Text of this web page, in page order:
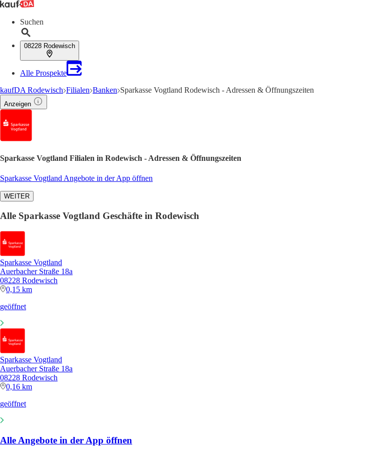
Suchen
08228 Rodewisch
Alle Prospekte
kaufDA Rodewisch Filialen Banken Sparkasse Vogtland Rodewisch - Adressen & Öffnungszeiten
Anzeigen
Sparkasse Vogtland Filialen in Rodewisch - Adressen & Öffnungszeiten
Sparkasse Vogtland Angebote in der App öffnen
WEITER
Alle Sparkasse Vogtland Geschäfte in Rodewisch
Sparkasse Vogtland
Auerbacher Straße 18a
08228 Rodewisch
0,15 km
geöffnet
Sparkasse Vogtland
Auerbacher Straße 18a
08228 Rodewisch
0,16 km
geöffnet
Alle Angebote in der App öffnen